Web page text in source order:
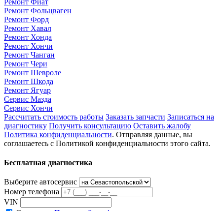
Ремонт Фиат
Ремонт Фольцваген
Ремонт Форд
Ремонт Хавал
Ремонт Хонда
Ремонт Хончи
Ремонт Чанган
Ремонт Чери
Ремонт Шевроле
Ремонт Шкода
Ремонт Ягуар
Сервис Мазда
Сервис Хончи
Рассчитать стоимость работы Заказать запчасти Записаться на
диагностику Получить консультацию Оставить жалобу
Политика конфиденциальности. Отправляя данные, вы
соглашаетесь с Политикой конфиденциальности этого сайта.
Бесплатная диагностика
Выберите автосервис
Номер телефона
VIN